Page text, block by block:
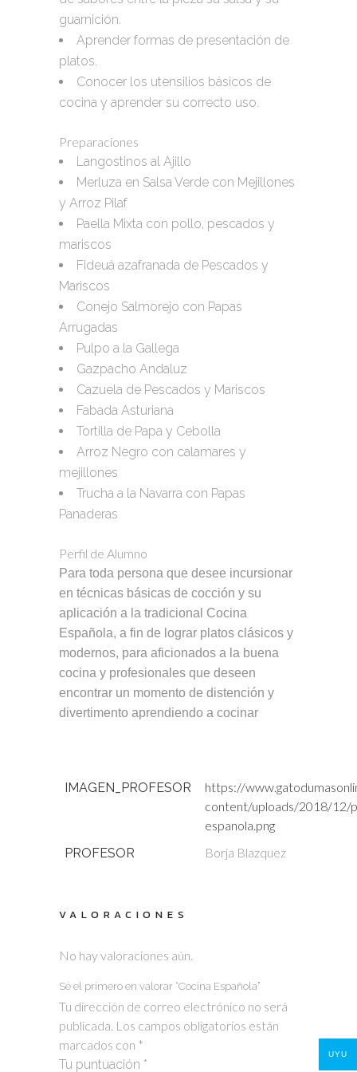
guarnición.
Aprender formas de presentación de
platos.
Conocer los utensilios básicos de
cocina y aprender su correcto uso.
Preparaciones
Langostinos al Ajillo
Merluza en Salsa Verde con Mejillones
y Arroz Pilaf
Paella Mixta con pollo, pescados y
mariscos
Fideuá azafranada de Pescados y
Mariscos
Conejo Salmorejo con Papas
Arrugadas
Pulpo a la Gallega
Gazpacho Andaluz
Cazuela de Pescados y Mariscos
Fabada Asturiana
Tortilla de Papa y Cebolla
Arroz Negro con calamares y
mejillones
Trucha a la Navarra con Papas
Panaderas
Perfil de Alumno
Para toda persona que desee incursionar
en técnicas básicas de cocción y su
aplicación a la tradicional Cocina
Española, a fin de lograr platos clásicos y
modernos, para aficionados a la buena
cocina y profesionales que deseen
encontrar un momento de distención y
divertimento aprendiendo a cocinar
IMAGEN_PROFESOR
https://
content/uploads/2018/12/
espanola.png
PROFESOR
Borja Blazquez
VALORACIONES
No hay valoraciones aún.
Sé el primero en valorar “Cocina Española”
Tu dirección de correo electrónico no será
publicada. Los campos obligatorios están
marcados con *
Tu puntuación *
UYU